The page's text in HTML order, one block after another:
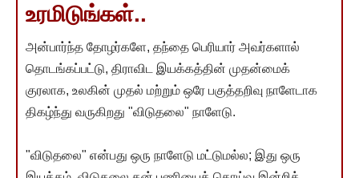
உரமிடுங்கள்..
அன்பார்ந்த தோழர்களே, தந்தை பெரியார் அவர்களால்
தொடங்கப்பட்டு, திராவிட இயக்கத்தின் முதன்மைக்
குரலாக, உலகின் முதல் மற்றும் ஒரே பகுத்தறிவு நாளேடாக
திகழ்ந்து வருகிறது "விடுதலை" நாளேடு.
"விடுதலை" என்பது ஒரு நாளேடு மட்டுமல்ல; இது ஒரு